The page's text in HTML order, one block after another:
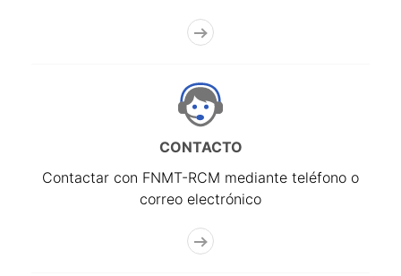
CONTACTO
Contactar con FNMT-RCM mediante teléfono o
correo electrónico